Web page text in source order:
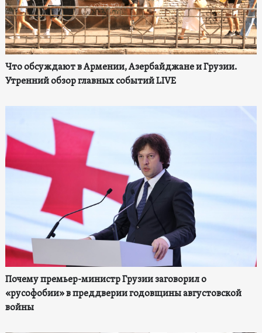
Что обсуждают в Армении, Азербайджане и Грузии.
Утренний обзор главных событий LIVE
Почему премьер-министр Грузии заговорил о
«русофобии» в преддверии годовщины августовской
войны